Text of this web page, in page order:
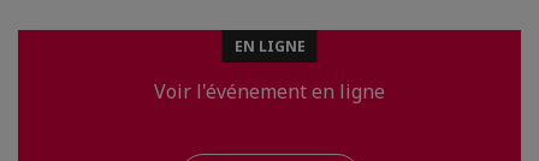
EN LIGNE
Voir l'événement en ligne